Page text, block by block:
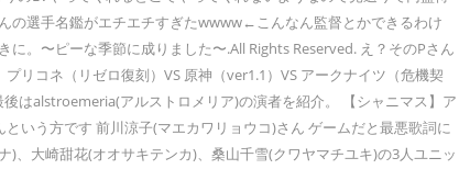
の選手名鑑がエチエチすぎたwwww←こんなん監督とかできるわけ
〜ピーな季節に成りました〜.All Rights Reserved. え？そのPさん
リコネ（リゼロ復刻）VS 原神（ver1.1）VS アークナイツ（危機契
はalstroemeria(アルストロメリア)の演者を紹介。 【シャニマス】ア
いう方です 前川涼子(マエカワリョウコ)さん ゲームだと最悪歌詞に
、大崎甜花(オオサキテンカ)、桑山千雪(クワヤマチユキ)の3人ユニッ